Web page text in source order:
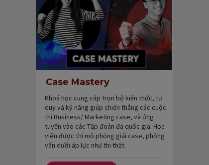
Khoá học cung cấp trọn bộ kiến thức, tư
duy và kỹ năng giúp chiến thắng các cuộc
thi Business/ Marketing case, và ứng
tuyển vào các Tập đoàn đa quốc gia. Học
viên được thi mô phỏng giải case, phỏng
vấn dưới áp lực như thi thật.
Case Mastery